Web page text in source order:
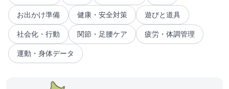
お出かけ準備 健康・安全対策 遊びと道具
社会化・行動 関節・足腰ケア 疲労・体調管理
運動・身体データ